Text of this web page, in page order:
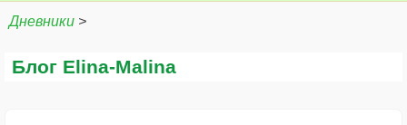
Дневники >
Блог Elina-Malina